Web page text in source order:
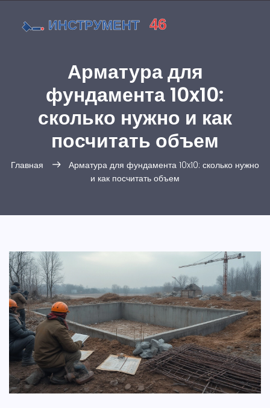
Арматура для
фундамента 10x10:
сколько нужно и как
посчитать объем
Главная
Арматура для фундамента 10x10: сколько нужно
и как посчитать объем